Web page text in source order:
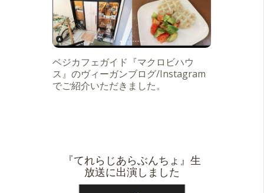
ベジカフェガイド『マクロビハウ
ス』のヴィーガンブログ/Instagram
でご紹介いただきました。
『てれらじあらぶんちょ』生
放送に出演しました